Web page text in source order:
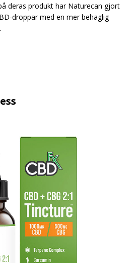
deras produkt har Naturecan gjort
droppar med en mer behaglig